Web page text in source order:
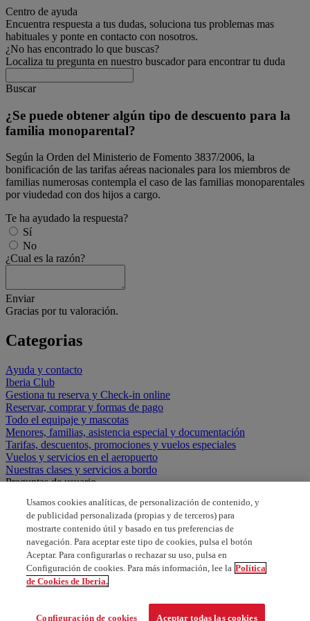
Centro de ayuda
Encuentra respuesta a tus dudas, soluciona tus problemas mas
habituales y ponte en contacto con nosotros.
¿No has encontrado lo que buscas?
Localiza tu pregunta en nuestro buscador para encontrar tu duda
Buscar
¿Se puede obtener algún tipo de descuento para la
familia monoparental?
Según la Orden del Ministerio de Fomento 3837/2006, la
bonificación de las tarifas aéreas nacionales para los miembros de
familias numerosas contempla el caso de las familias monoparentales
por viudedad con dos hijos a cargo.
Te ha ayudado la respuesta?
Sí
No
¿Cual es la razón?
Enviar
Gracias por tu valoración.
Categorias
Ayuda y contacto
Iberia Club
Gestiona tu reserva y Check-in online
Reservar, comprar y formas de pago
Todo el equipaje y mascotas
Menores, familias, asistencia especial y documentación
Tarifas, descuentos, promociones y vuelos especiales
Vuelos y servicios en el aeropuerto
Nuestras clases y servicios a bordo
Preguntas de usuario
Tengo un bono y necesito un rembolso
Tengo un bono y quiero solicitar el reembomso
TENGO UN BONO Y SOLICITO REEMBOLSO
Usamos cookies analíticas, de personalización de contenido, y
de publicidad personalizada (propias y de terceros) para
mostrarte contenido útil y basado en tus preferencias de
navegación. Para aceptar este tipo de cookies, pulsa el botón
Aceptar. Para configurarlas o rechazar su uso, pulsa en
Configuración de cookies. Para más información, lee la Política
de Cookies de Iberia.
Configuración de cookies Aceptar todas las cookies